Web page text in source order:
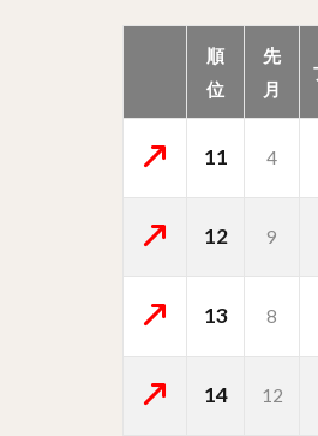
順
位
先
月
11 4
12 9
13 8
14 12